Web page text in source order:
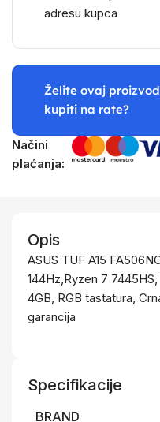
adresu kupca
Želite ovaj proizvod
kupiti na rate?
Načini
plaćanja:
Opis
ASUS TUF A15
144Hz,Ryzen 7
4GB, RGB tastatura,
garancija
Specifikacije
BRAND